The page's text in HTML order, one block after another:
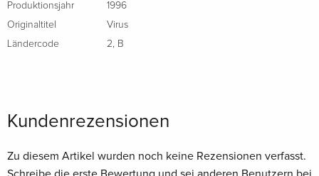
Produktionsjahr
1996
Originaltitel
Virus
Ländercode
2, B
Kundenrezensionen
Zu diesem Artikel wurden noch keine Rezensionen verfasst.